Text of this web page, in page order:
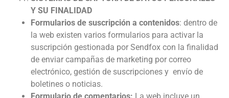
Y SU FINALIDAD
Formularios de suscripción a contenidos: dentro de
la web existen varios formularios para activar la
suscripción gestionada por Sendfox con la finalidad
de enviar campañas de marketing por correo
electrónico, gestión de suscripciones y envío de
boletines o noticias.